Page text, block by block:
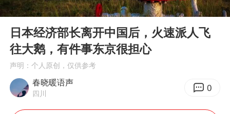
“六爷”挂一颗出场
白海豚将正面袭击贯穿浙江
牛津大学一纸声明甩不了锅
包文婧：二胎很难一碗水端平
Play
00:00 05:50
日本经济部长离开中国后，火速派人飞
往大鹅，有件事东京很担心
声明：个人原创，仅供参考
春晓暖语声
四川 0